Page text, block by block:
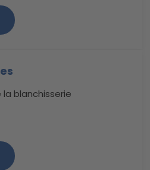
blanchisserie